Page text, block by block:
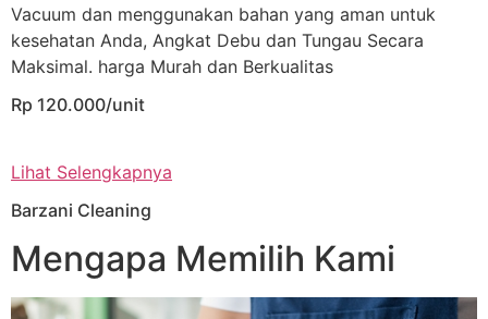
Vacuum dan menggunakan bahan yang aman untuk
kesehatan Anda, Angkat Debu dan Tungau Secara
Maksimal. harga Murah dan Berkualitas
Rp 120.000/unit
Lihat Selengkapnya
Barzani Cleaning
Mengapa Memilih Kami